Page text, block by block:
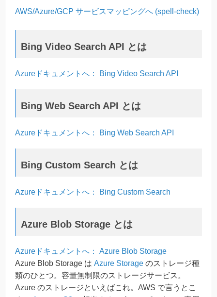
AWS/Azure/GCP サービスマッピングへ (spell-check)
Bing Video Search API とは
Azureドキュメントへ： Bing Video Search API
Bing Web Search API とは
Azureドキュメントへ： Bing Web Search API
Bing Custom Search とは
Azureドキュメントへ： Bing Custom Search
Azure Blob Storage とは
Azureドキュメントへ： Azure Blob Storage
Azure Blob Storage は Azure Storage のストレージ種
類のひとつ。容量無制限のストレージサービス。
Azure のストレージといえばこれ。AWS で言うとこ